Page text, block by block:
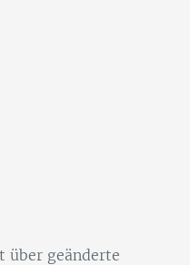
über ge­än­der­te